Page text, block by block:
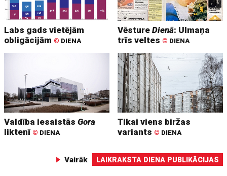
Labs gads vietējām
obligācijām © DIENA
VēstureDienā: Ulmaņa
trīs veltes © DIENA
Valdība iesaistāsGora
liktenī © DIENA
Tikai viens biržas
variants © DIENA
Vairāk LAIKRAKSTA DIENA PUBLIKĀCIJAS